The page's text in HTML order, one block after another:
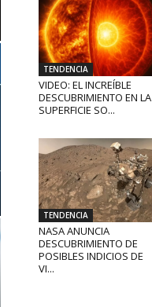
TENDENCIA
VIDEO: EL INCREÍBLE
DESCUBRIMIENTO EN LA
SUPERFICIE SO...
TENDENCIA
NASA ANUNCIA
DESCUBRIMIENTO DE
POSIBLES INDICIOS DE
VI...